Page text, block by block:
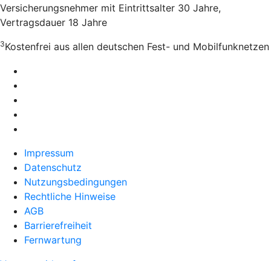
Versicherungsnehmer mit Eintrittsalter 30 Jahre,
Vertragsdauer 18 Jahre
3Kostenfrei aus allen deutschen Fest- und Mobilfunknetzen
Impressum
Datenschutz
Nutzungsbedingungen
Rechtliche Hinweise
AGB
Barrierefreiheit
Fernwartung